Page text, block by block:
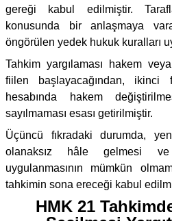
gereği kabul edilmiştir.
konusunda bir anlaşmaya
öngörülen yedek hukuk kuralları
Tahkim yargılaması hakem
fiilen başlayacağından, ikinci
hesabında hakem
sayılmaması esası getirilmiştir.
Üçüncü fıkradaki durumda,
olanaksız hâle gelmesi ve
uygulanmasının mümkün
tahkimin sona ereceği kabul
HMK 21